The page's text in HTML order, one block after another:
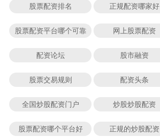
股票配资排名 正规配资哪家好
股票配资平台哪个可靠 网上股票配资
配资论坛 股市融资
股票交易规则 配资头条
全国炒股配资门户 炒股炒股配资
股票配资哪个平台好 正规的炒股配资